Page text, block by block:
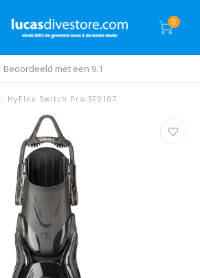
0
Beoordeeld met een 9.1
/ HyFlex Switch Pro SF0107